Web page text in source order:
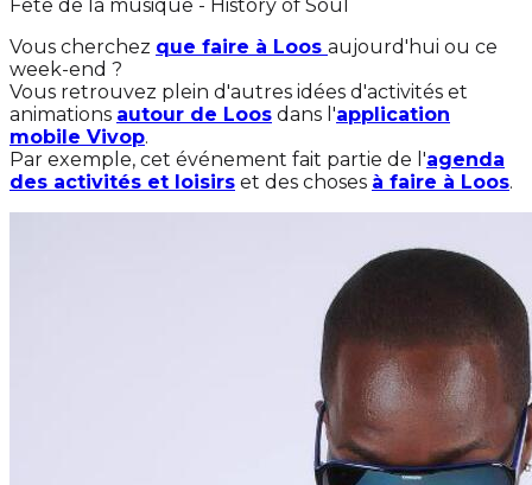
Fête de la musique - History of Soul
Vous cherchez que faire à Loos aujourd'hui ou ce
week-end ?
Vous retrouvez plein d'autres idées d'activités et
animations autour de Loos dans l'application
mobile Vivop.
Par exemple, cet événement fait partie de l'agenda
des activités et loisirs et des choses à faire à Loos.